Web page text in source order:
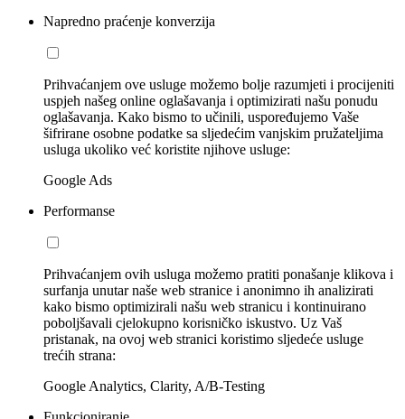
Napredno praćenje konverzija
Prihvaćanjem ove usluge možemo bolje razumjeti i procijeniti
uspjeh našeg online oglašavanja i optimizirati našu ponudu
oglašavanja. Kako bismo to učinili, uspoređujemo Vaše
šifrirane osobne podatke sa sljedećim vanjskim pružateljima
usluga ukoliko već koristite njihove usluge:
Google Ads
Performanse
Prihvaćanjem ovih usluga možemo pratiti ponašanje klikova i
surfanja unutar naše web stranice i anonimno ih analizirati
kako bismo optimizirali našu web stranicu i kontinuirano
poboljšavali cjelokupno korisničko iskustvo. Uz Vaš
pristanak, na ovoj web stranici koristimo sljedeće usluge
trećih strana:
Google Analytics, Clarity, A/B-Testing